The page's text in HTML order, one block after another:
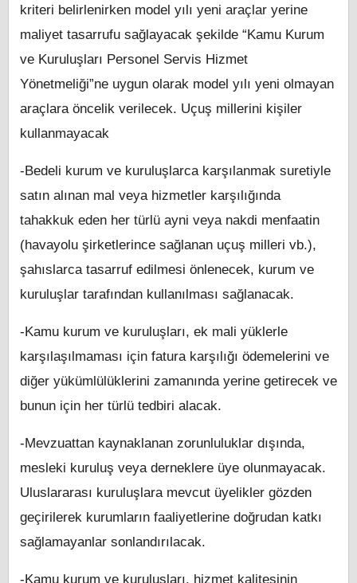
kriteri belirlenirken model yılı yeni araçlar yerine
maliyet tasarrufu sağlayacak şekilde “Kamu Kurum
ve Kuruluşları Personel Servis Hizmet
Yönetmeliği”ne uygun olarak model yılı yeni olmayan
araçlara öncelik verilecek. Uçuş millerini kişiler
kullanmayacak
-Bedeli kurum ve kuruluşlarca karşılanmak suretiyle
satın alınan mal veya hizmetler karşılığında
tahakkuk eden her türlü ayni veya nakdi menfaatin
(havayolu şirketlerince sağlanan uçuş milleri vb.),
şahıslarca tasarruf edilmesi önlenecek, kurum ve
kuruluşlar tarafından kullanılması sağlanacak.
-Kamu kurum ve kuruluşları, ek mali yüklerle
karşılaşılmaması için fatura karşılığı ödemelerini ve
diğer yükümlülüklerini zamanında yerine getirecek ve
bunun için her türlü tedbiri alacak.
-Mevzuattan kaynaklanan zorunluluklar dışında,
mesleki kuruluş veya derneklere üye olunmayacak.
Uluslararası kuruluşlara mevcut üyelikler gözden
geçirilerek kurumların faaliyetlerine doğrudan katkı
sağlamayanlar sonlandırılacak.
-Kamu kurum ve kuruluşları, hizmet kalitesinin